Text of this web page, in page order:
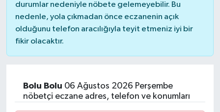
durumlar nedeniyle nöbete gelemeyebilir. Bu
nedenle, yola çıkmadan önce eczanenin açık
olduğunu telefon aracılığıyla teyit etmeniz iyi bir
fikir olacaktır.
Bolu Bolu 06 Ağustos 2026 Perşembe
nöbetçi eczane adres, telefon ve konumları